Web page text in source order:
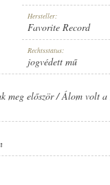
RECORD
Hersteller:
Favorite Record
Rechtsstatus:
jogvédett mű
meg először / Álom volt a